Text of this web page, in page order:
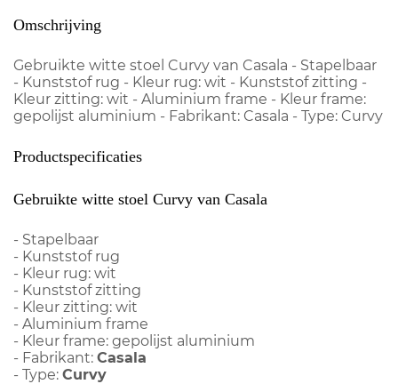
Omschrijving
Gebruikte witte stoel Curvy van Casala - Stapelbaar
- Kunststof rug - Kleur rug: wit - Kunststof zitting -
Kleur zitting: wit - Aluminium frame - Kleur frame:
gepolijst aluminium - Fabrikant: Casala - Type: Curvy
Productspecificaties
Gebruikte witte stoel Curvy van Casala
- Stapelbaar
- Kunststof rug
- Kleur rug: wit
- Kunststof zitting
- Kleur zitting: wit
- Aluminium frame
- Kleur frame: gepolijst aluminium
- Fabrikant: Casala
- Type: Curvy